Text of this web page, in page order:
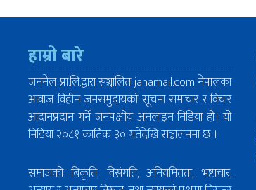
हाम्रो बारे
जनमेल प्रा.लि.द्वारा सञ्चालित janamail.com नेपालका
आवाज विहीन जनसमुदायको सूचना समाचार र विचार
आदानप्रदान गर्ने जनपक्षीय अनलाइन मिडिया हो। यो
मिडिया २०८१ कार्तिक ३० गतेदेखि सञ्चालनमा छ ।
समाजको बिकृति, विसंगति, अनियमितता, भष्टाचार,